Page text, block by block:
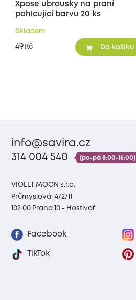
Xpose ubrousky na praní
pohlcující barvu 20 ks
Skladem
49 Kč Do košíku
info@savira.cz
314 004 540
(po-pá 8:00-16:00)
VIOLET MOON s.r.o.
Průmyslová 1472/11
102 00 Praha 10 - Hostivař
Facebook
TikTok